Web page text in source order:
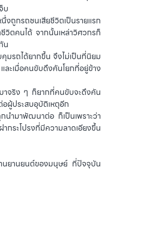
บ
ถูกรถชนเสียชีวิตเป็นรายแรก
วิตคนได้ จากนั้นเหล่าวิศวกรก็
น
มรถได้ยากขึ้น จึงไม่เป็นที่นิยม
ะเมื่อคนขับดึงคันโยกที่อยู่ข้าง
าจริง ๆ ก็ยากที่คนขับจะดึงคัน
อผู้ประสบอุบัติเหตุอีก
ำมาพัฒนาต่อ ก็เป็นเพราะว่า
กระโปรงที่มีความลาดเอียงขึ้น
านยานยนต์ของมนุษย์ ที่ปัจจุบัน